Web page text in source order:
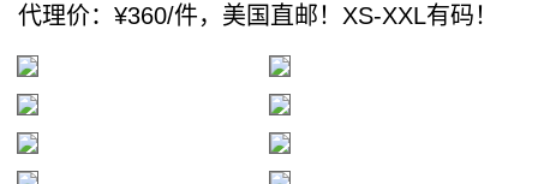
代理价：¥360/件，美国直邮！XS-XXL有码！